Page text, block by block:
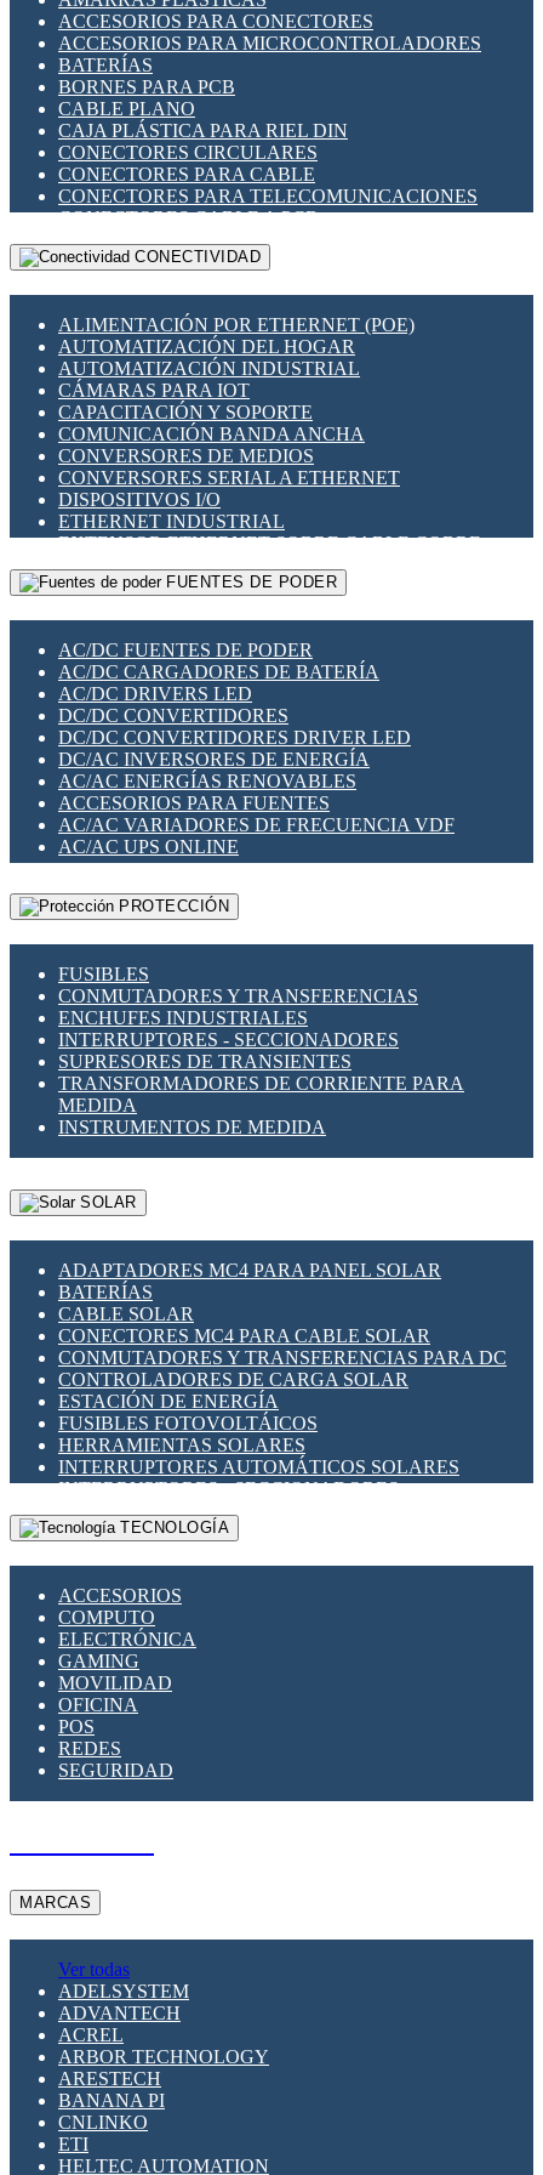
INDICADORES PARA PANEL
INTERFACES DE RELÉ
INTERRUPTORES FIN DE CARRERA
LLAVES CONMUTADORAS
MEDIDORES DE ENERGÍA Y TC'S DE CORRIENTE
MOTORES PASO A PASO
PANTALLAS HMI
PLC -CONTROLADORES LÓGICO PROGRAMABLES
PROGRAMADORES DE HORARIO
RELÉS DE PROTECCIÓN
SENSORES CAPACITIVOS
SENSORES INDUCTIVOS
TEMPORIZADORES
VARIACS
VARIADORES DE FRECUENCIA [VDF]
SECCIONADORES - INTERRUPTORES
MAQUINARIA
ACCESORIOS PARA CONECTORES
ACCESORIOS PARA MICROCONTROLADORES
BATERÍAS
BORNES PARA PCB
CABLE PLANO
CAJA PLÁSTICA PARA RIEL DIN
CONECTORES CIRCULARES
CONECTORES PARA CABLE
CONECTORES PARA TELECOMUNICACIONES
CONECTORES CABLE A PCB
CONECTORES PCB A CABLE
DIP SWITCHES
HERRAMIENTAS VARIAS
ILUMINACIÓN LED
INTERRUPTORES REED
INTERFACES DE RELÉ
OTROS RELÉS
PROTECCIÓN TÉRMICA
RELÉS AUTOMOTRICES
RELÉS DE SEÑAL
RELÉS DE ESTADO SÓLIDO SSR
RELÉS INDUSTRIALES
RELÉS MINIATURA DE POTENCIA
SENSORES MAGNÉTICOS
SWITCH Y MICROSWITCH
TARJETAS PI
UNIÓN Y DERIVACIÓN DE CABLE
CONECTIVIDAD
ALIMENTACIÓN POR ETHERNET (POE)
AUTOMATIZACIÓN DEL HOGAR
AUTOMATIZACIÓN INDUSTRIAL
CÁMARAS PARA IOT
CAPACITACIÓN Y SOPORTE
COMUNICACIÓN BANDA ANCHA
CONVERSORES DE MEDIOS
CONVERSORES SERIAL A ETHERNET
DISPOSITIVOS I/O
ETHERNET INDUSTRIAL
EXTENSOR ETHERNET SOBRE CABLE COBRE
GATEWAY LORAWAN
GESTIÓN DE REDES
PLACAS MODULARES IOT
SWITCHES Y REDES WIFI
SOLUCIONES IOT
SOLUCIONES LORAWAN
SOLUCIONES RED CELULAR
SEGURIDAD PARA REDES
SWITCHES LAN
TELEFONÍA IP (VOIP)
VIGILANCIA IP (CCTV)
MESHTASTIC
FUENTES DE PODER
AC/DC FUENTES DE PODER
AC/DC CARGADORES DE BATERÍA
AC/DC DRIVERS LED
DC/DC CONVERTIDORES
DC/DC CONVERTIDORES DRIVER LED
DC/AC INVERSORES DE ENERGÍA
AC/AC ENERGÍAS RENOVABLES
ACCESORIOS PARA FUENTES
AC/AC VARIADORES DE FRECUENCIA VDF
AC/AC UPS ONLINE
PROTECCIÓN
FUSIBLES
CONMUTADORES Y TRANSFERENCIAS
ENCHUFES INDUSTRIALES
INTERRUPTORES - SECCIONADORES
SUPRESORES DE TRANSIENTES
TRANSFORMADORES DE CORRIENTE PARA
MEDIDA
INSTRUMENTOS DE MEDIDA
SOLAR
ADAPTADORES MC4 PARA PANEL SOLAR
BATERÍAS
CABLE SOLAR
CONECTORES MC4 PARA CABLE SOLAR
CONMUTADORES Y TRANSFERENCIAS PARA DC
CONTROLADORES DE CARGA SOLAR
ESTACIÓN DE ENERGÍA
FUSIBLES FOTOVOLTÁICOS
HERRAMIENTAS SOLARES
INTERRUPTORES AUTOMÁTICOS SOLARES
INTERRUPTORES - SECCIONADORES
FOTOVOLTÁICOS
MONTAJE PANEL SOLAR
SUPRESOR DE TRANSIENTES SPDS PARA
APLICACIONES FOTOVOLTAICAS
TECNOLOGÍA
ACCESORIOS
COMPUTO
ELECTRÓNICA
GAMING
MOVILIDAD
OFICINA
POS
REDES
SEGURIDAD
MARCAS
Ver todas
ADELSYSTEM
ADVANTECH
ACREL
ARBOR TECHNOLOGY
ARESTECH
BANANA PI
CNLINKO
ETI
HELTEC AUTOMATION